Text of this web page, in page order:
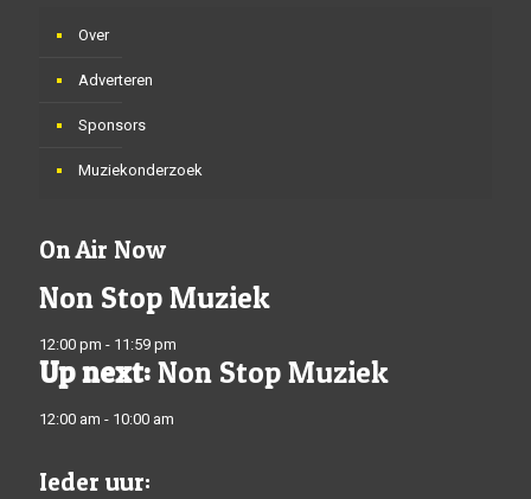
Over
Adverteren
Sponsors
Muziekonderzoek
On Air Now
Non Stop Muziek
12:00 pm - 11:59 pm
Up next: Non Stop Muziek
12:00 am - 10:00 am
Ieder uur: